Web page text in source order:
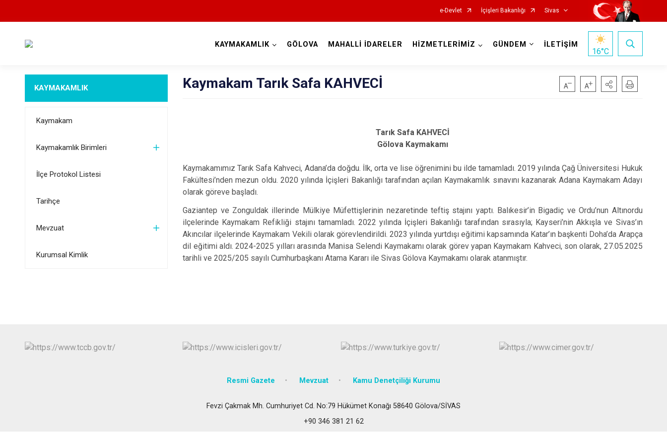
e-Devlet İçişleri Bakanlığı Sivas
Akıncılar
Altınyayla
Divriği
Gemerek
Gölova
Gürün
Kangal
Koyulhisar
Suşehri
Ulaş
Yıldızeli
Zara
KAYMAKAMLIK GÖLOVA MAHALLİ İDARELER HİZMETLERİMİZ GÜNDEM İLETİŞİM
16°C
KAYMAKAMLIK
Kaymakam
Kaymakamlık Birimleri
İlçe Protokol Listesi
Tarihçe
Mevzuat
Kurumsal Kimlik
Kaymakam Tarık Safa KAHVECİ
Tarık Safa KAHVECİ
Gölova Kaymakamı
Kaymakamımız Tarık Safa Kahveci, Adana’da doğdu. İlk, orta ve lise öğrenimini bu ilde tamamladı. 2019 yılında Çağ Üniversitesi Hukuk
Fakültesi’nden mezun oldu. 2020 yılında İçişleri Bakanlığı tarafından açılan Kaymakamlık sınavını kazanarak Adana Kaymakam Adayı
olarak göreve başladı.
Gaziantep ve Zonguldak illerinde Mülkiye Müfettişlerinin nezaretinde teftiş stajını yaptı. Balıkesir’in Bigadiç ve Ordu’nun Altınordu
ilçelerinde Kaymakam Refikliği stajını tamamladı. 2022 yılında İçişleri Bakanlığı tarafından sırasıyla; Kayseri’nin Akkışla ve Sivas’ın
Akıncılar ilçelerinde Kaymakam Vekili olarak görevlendirildi. 2023 yılında yurtdışı eğitimi kapsamında Katar’ın başkenti Doha’da Arapça
dil eğitimi aldı. 2024-2025 yılları arasında Manisa Selendi Kaymakamı olarak görev yapan Kaymakam Kahveci, son olarak, 27.05.2025
tarihli ve 2025/205 sayılı Cumhurbaşkanı Atama Kararı ile Sivas Gölova Kaymakamı olarak atanmıştır.
Resmi Gazete Mevzuat Kamu Denetçiliği Kurumu
Fevzi Çakmak Mh. Cumhuriyet Cd. No:79 Hükümet Konağı 58640 Gölova/SİVAS
+90 346 381 21 62